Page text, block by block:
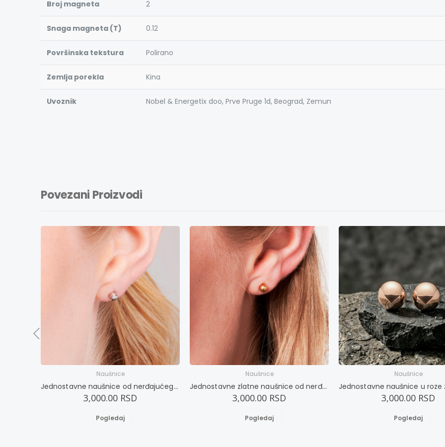
Broj magneta 2
Snaga magneta (T) 0.12
Površinska tekstura Polirano
Zemlja porekla Kina
Uvoznik Nobel & Energetix doo, Prve Pruge 1d, Beograd, Zemun
Povezani Proizvodi
Naušnice
Jednostavne naušnice od nerđajućeg čelika
3,000.00 RSD
Pogledaj
Naušnice
Jednostavne zlatne naušnice od nerđajućeg čelika
3,000.00 RSD
Pogledaj
Naušnice
3,000.00 RSD
Pogledaj